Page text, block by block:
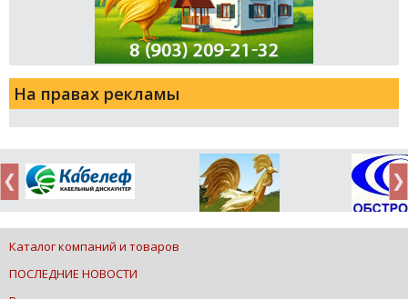
На правах рекламы
Каталог компаний и товаров
ПОСЛЕДНИЕ НОВОСТИ